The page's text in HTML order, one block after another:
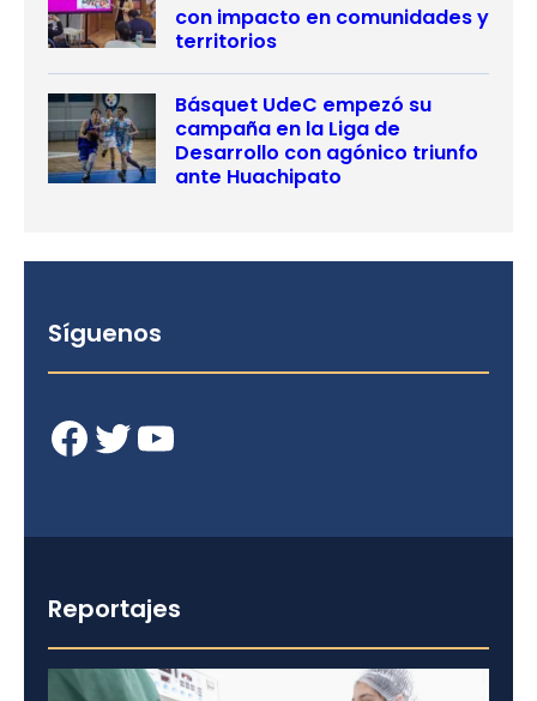
con impacto en comunidades y
territorios
Básquet UdeC empezó su
campaña en la Liga de
Desarrollo con agónico triunfo
ante Huachipato
Síguenos
Facebook Twitter YouTube
Reportajes